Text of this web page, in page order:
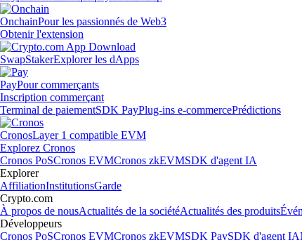
OnchainPour les passionnés de Web3
Obtenir l'extension
SwapStakerExplorer les dApps
PayPour commerçants
Inscription commerçant
Terminal de paiementSDK PayPlug-ins e-commercePrédictions
CronosLayer 1 compatible EVM
Explorez Cronos
Cronos PoSCronos EVMCronos zkEVMSDK d'agent IA
Explorer
AffiliationInstitutionsGarde
Crypto.com
À propos de nousActualités de la sociétéActualités des produits
Développeurs
Cronos PoSCronos EVMCronos zkEVMSDK PaySDK d'agent IA